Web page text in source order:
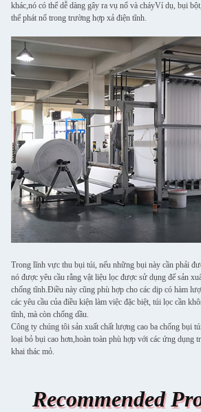
khác,nó có thể dễ dàng gây ra vụ nổ và cháyVí dụ, bụi
thể phát nổ trong trường hợp xả điện tĩnh.
Trong lĩnh vực thu bụi túi, nếu những bụi này cần phải
nó được yêu cầu rằng vật liệu lọc được sử dụng để sản
chống tĩnh.Điều này cũng phù hợp cho các dịp có hàm
các yêu cầu của điều kiện làm việc đặc biệt, túi lọc cần
tĩnh, mà còn chống dầu.
Công ty chúng tôi sản xuất chất lượng cao ba chống bụi
loại bỏ bụi cao hơn,hoàn toàn phù hợp với các ứng dụng
khai thác mỏ.
Recommended